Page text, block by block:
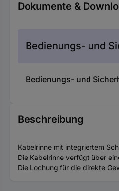
Dokumente &
Bedienungs- und
Bedienungs- und
Beschreibung
Kabelrinne mit integriertem
Die Kabelrinne verfügt über
Die Lochung für die direkte